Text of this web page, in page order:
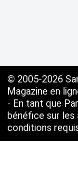
© 2005-2026
Magazine en
- En tant que
bénéfice sur
conditions